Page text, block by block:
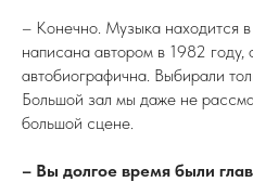
– Конечно. Музыка находится
написана автором в 1982 году,
автобиографична. Выбирали
Большой зал мы даже не
большой сцене.
– Вы долгое время были